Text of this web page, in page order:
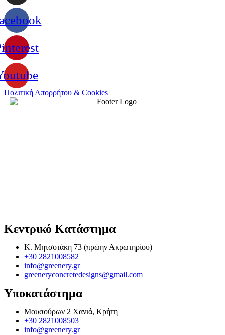
Πολιτική Απορρήτου & Cookies
Κεντρικό Κατάστημα
Κ. Μητσοτάκη 73 (πρώην Ακρωτηρίου)
+30 2821008582
info@greenery.gr
greeneryconcretedesigns@gmail.com
Υποκατάστημα
Μουσούρων 2 Χανιά, Κρήτη
+30 2821008503
info@greenery.gr